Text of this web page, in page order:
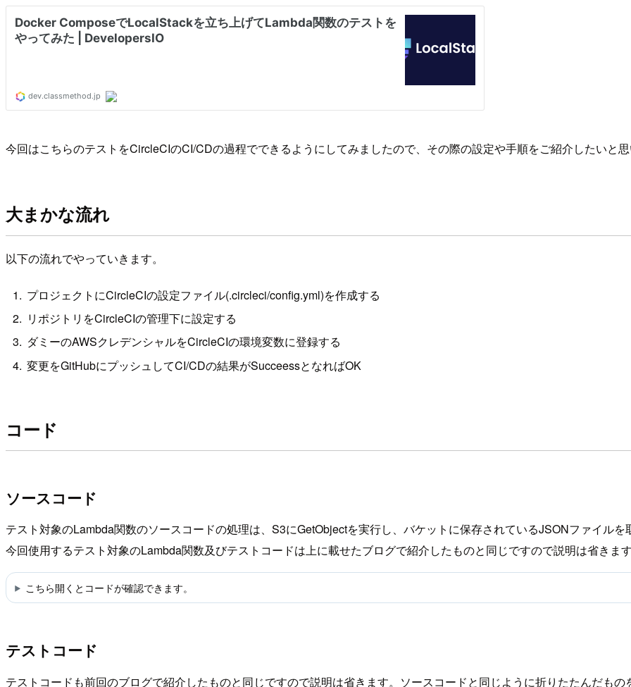
今回はこちらのテストをCircleCIのCI/CDの過程でできるようにしてみましたので、その際の設定や手順をご紹介したいと思
大まかな流れ
以下の流れでやっていきます。
プロジェクトにCircleCIの設定ファイル(.circleci/config.yml)を作成する
リポジトリをCircleCIの管理下に設定する
ダミーのAWSクレデンシャルをCircleCIの環境変数に登録する
変更をGitHubにプッシュしてCI/CDの結果がSucceessとなればOK
コード
ソースコード
テスト対象のLambda関数のソースコードの処理は、S3にGetObjectを実行し、バケットに保存されているJSONファイルを
今回使用するテスト対象のLambda関数及びテストコードは上に載せたブログで紹介したものと同じですので説明は省きま
こちら開くとコードが確認できます。
テストコード
テストコードも前回のブログで紹介したものと同じですので説明は省きます。ソースコードと同じように折りたたんだもの